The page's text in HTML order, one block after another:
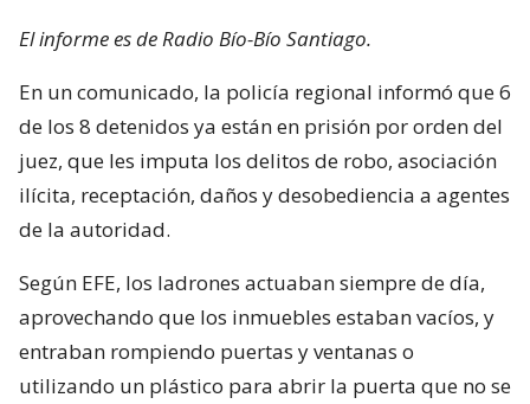
El informe es de Radio Bío-Bío Santiago.
En un comunicado, la policía regional informó que 6
de los 8 detenidos ya están en prisión por orden del
juez, que les imputa los delitos de robo, asociación
ilícita, receptación, daños y desobediencia a agentes
de la autoridad.
Según EFE, los ladrones actuaban siempre de día,
aprovechando que los inmuebles estaban vacíos, y
entraban rompiendo puertas y ventanas o
utilizando un plástico para abrir la puerta que no se